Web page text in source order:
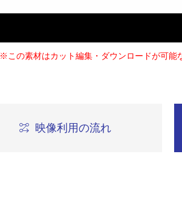
※この素材はカット編集・ダウンロードが可能
映像利用の流れ